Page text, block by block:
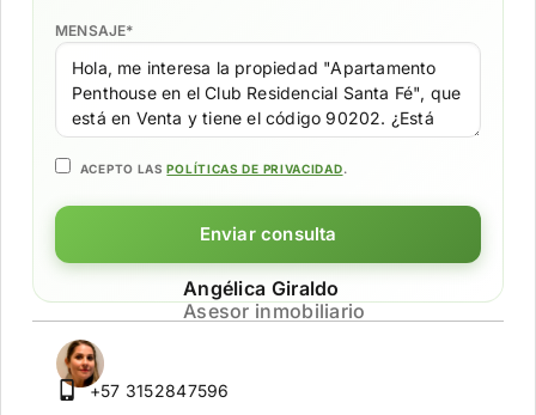
MENSAJE*
ACEPTO LASPOLÍTICAS DE PRIVACIDAD.
Enviar consulta
Angélica Giraldo
Asesor inmobiliario
+57 3152847596